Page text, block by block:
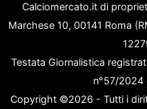
Calciomercato.it di
Marchese 10, 00141 Roma
Testata Giornalistica
n°57/2024
Copyright ©2026 - Tutti i